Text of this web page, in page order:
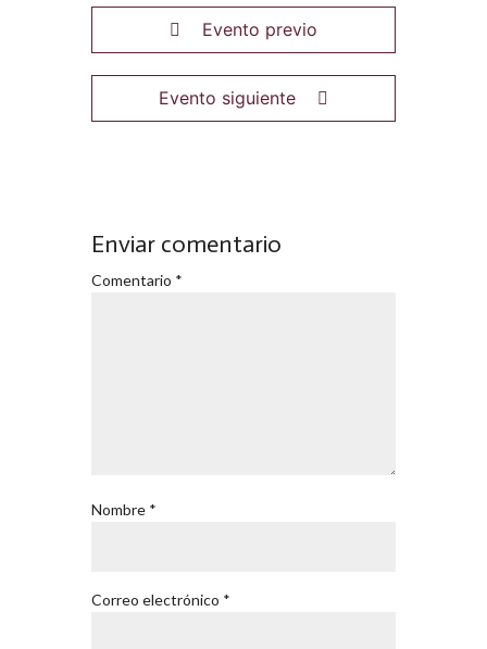
Evento previo
Evento siguiente
Enviar comentario
Comentario *
Nombre *
Correo electrónico *